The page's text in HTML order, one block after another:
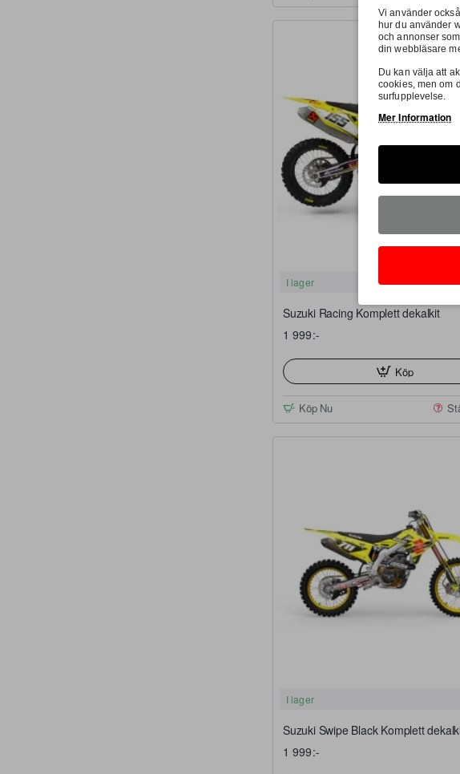
I lager
Suzuki Racing Komplett dekalkit
1 999:-
Köp
Köp Nu
I lager
Suzuki Swipe Black Komplett
1 999:-
Vi använder
hur du använder
och annonser
din webbläsare
Du kan välja att
cookies, men om
surfupplevelse.
Mer Information